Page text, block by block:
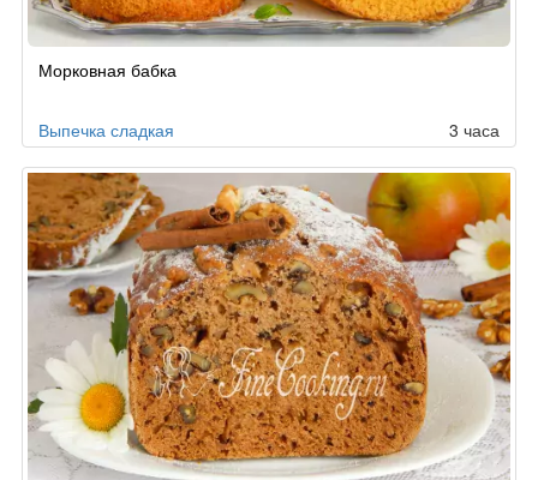
поМорковная бабка
Выпечка сладкая 3 часа